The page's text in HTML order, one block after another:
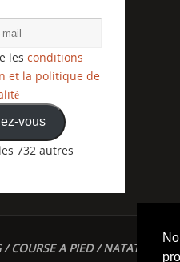
les conditions
et la politique de
vous
732 autres
COURSE A PIED / NATATION /